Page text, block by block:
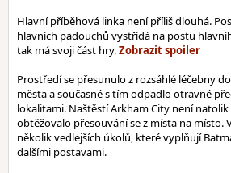
Hlavní příběhová linka není příliš dlouhá.
hlavních padouchů vystřídá na postu
tak má svoji část hry.
Prostředí se přesunulo z rozsáhlé léčebny
města a současné s tím odpadlo otravné
lokalitami. Naštěstí Arkham City není natolik
obtěžovalo přesouvání se z místa na místo.
několik vedlejších úkolů, které vyplňují
dalšími postavami.